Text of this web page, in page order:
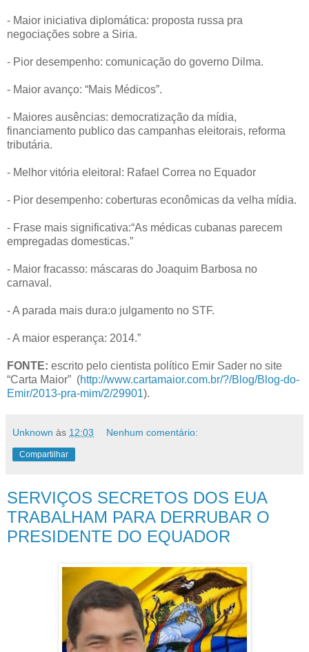
- Maior iniciativa diplomática: proposta russa pra
negociações sobre a Siria.
- Pior desempenho: comunicação do governo Dilma.
- Maior avanço: “Mais Médicos”.
- Maiores ausências: democratização da mídia,
financiamento publico das campanhas eleitorais, reforma
tributária.
- Melhor vitória eleitoral: Rafael Correa no Equador
- Pior desempenho: coberturas econômicas da velha mídia.
- Frase mais significativa:“As médicas cubanas parecem
empregadas domesticas.”
- Maior fracasso: máscaras do Joaquim Barbosa no
carnaval.
- A parada mais dura:o julgamento no STF.
- A maior esperança: 2014.”
FONTE: escrito pelo cientista político Emir Sader no site
“Carta Maior” (http://www.cartamaior.com.br/?/Blog/Blog-do-
Emir/2013-pra-mim/2/29901).
Unknown às 12:03 Nenhum comentário:
Compartilhar
SERVIÇOS SECRETOS DOS EUA
TRABALHAM PARA DERRUBAR O
PRESIDENTE DO EQUADOR